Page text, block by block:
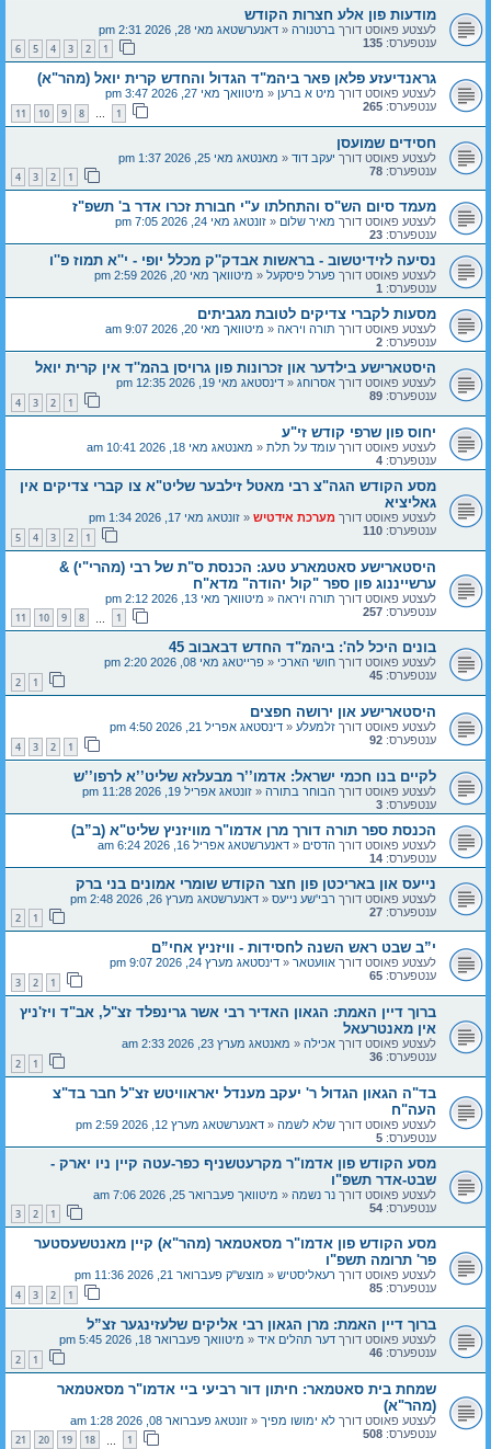
מודעות פון אלע חצרות הקודש
לעצטע פאוסט דורך ברטנורה « דאנערשטאג מאי 28, 2026 2:31 pm
ענטפערס: 135
1
2
3
4
5
6
גראנדיעזע פלאן פאר ביהמ"ד הגדול והחדש קרית יואל (מהר"א)
לעצטע פאוסט דורך מיט א ברען « מיטוואך מאי 27, 2026 3:47 pm
ענטפערס: 265
1
…
8
9
10
11
חסידים שמועסן
לעצטע פאוסט דורך יעקב דוד « מאנטאג מאי 25, 2026 1:37 pm
ענטפערס: 78
1
2
3
4
מעמד סיום הש"ס והתחלתו ע"י חבורת זכרו אדר ב' תשפ"ז
לעצטע פאוסט דורך מאיר שלום « זונטאג מאי 24, 2026 7:05 pm
ענטפערס: 23
נסיעה לזידיטשוב - בראשות אבדק''ק מכלל יופי - י''א תמוז פ''ו
לעצטע פאוסט דורך פערל פיסקעל « מיטוואך מאי 20, 2026 2:59 pm
ענטפערס: 1
מסעות לקברי צדיקים לטובת מגביתים
לעצטע פאוסט דורך תורה ויראה « מיטוואך מאי 20, 2026 9:07 am
ענטפערס: 2
היסטארישע בילדער און זכרונות פון גרויסן בהמ''ד אין קרית יואל
לעצטע פאוסט דורך אסרוחג « דינסטאג מאי 19, 2026 12:35 pm
ענטפערס: 89
1
2
3
4
יחוס פון שרפי קודש זי"ע
לעצטע פאוסט דורך עומד על תלת « מאנטאג מאי 18, 2026 10:41 am
ענטפערס: 4
מסע הקודש הגה"צ רבי מאטל זילבער שליט"א צו קברי צדיקים אין
גאליציא
לעצטע פאוסט דורך מערכת אידטיש « זונטאג מאי 17, 2026 1:34 pm
ענטפערס: 110
1
2
3
4
5
היסטארישע סאטמארע טעג: הכנסת ס"ת של רבי (מהרי"י) &
ערשייננוג פון ספר "קול יהודה" מדא"ח
לעצטע פאוסט דורך תורה ויראה « מיטוואך מאי 13, 2026 2:12 pm
ענטפערס: 257
1
8
9
10
11
בונים היכל לה': ביהמ"ד החדש דבאבוב 45
לעצטע פאוסט דורך חושי הארכי « פרייטאג מאי 08, 2026 2:20 pm
ענטפערס: 45
1
2
היסטארישע און ירושה חפצים
לעצטע פאוסט דורך זלמעלע « דינסטאג אפריל 21, 2026 4:50 pm
ענטפערס: 92
1
2
3
4
לקיים בנו חכמי ישראל: אדמו’’ר מבעלזא שליט’’א לרפו’’ש
לעצטע פאוסט דורך הבוחר בתורה « זונטאג אפריל 19, 2026 11:28 pm
ענטפערס: 3
הכנסת ספר תורה דורך מרן אדמו"ר מוויזניץ שליט"א (ב”ב)
לעצטע פאוסט דורך הדסים « דאנערשטאג אפריל 16, 2026 6:24 am
ענטפערס: 14
נייעס און באריכטן פון חצר הקודש שומרי אמונים בני ברק
לעצטע פאוסט דורך רבי'שע נייעס « דאנערשטאג מערץ 26, 2026 2:48 pm
ענטפערס: 27
1
2
י”ב שבט ראש השנה לחסידות - וויזניץ אחי”ם
לעצטע פאוסט דורך אוועטאר « דינסטאג מערץ 24, 2026 9:07 pm
ענטפערס: 65
1
2
3
ברוך דיין האמת: הגאון האדיר רבי אשר גרינפלד זצ"ל, אב"ד ויז'ניץ
אין מאנטרעאל
לעצטע פאוסט דורך אכילה « מאנטאג מערץ 23, 2026 2:33 am
ענטפערס: 36
1
2
בד"ה הגאון הגדול ר' יעקב מענדל יאראוויטש זצ"ל חבר בד"צ
העה"ח
לעצטע פאוסט דורך שלא לשמה « דאנערשטאג מערץ 12, 2026 2:59 pm
ענטפערס: 5
מסע הקודש פון אדמו"ר מקרעטשניף כפר-עטה קיין ניו יארק -
שבט-אדר תשפ"ו
לעצטע פאוסט דורך נר נשמה « מיטוואך פעברואר 25, 2026 7:06 am
ענטפערס: 54
1
2
3
מסע הקודש פון אדמו"ר מסאטמאר (מהר"א) קיין מאנטשעסטער
פר' תרומה תשפ"ו
לעצטע פאוסט דורך רעאליסטיש « מוצש"ק פעברואר 21, 2026 11:36 pm
ענטפערס: 85
1
2
3
4
ברוך דיין האמת: מרן הגאון רבי אליקים שלעזינגער זצ”ל
לעצטע פאוסט דורך דער תהלים איד « מיטוואך פעברואר 18, 2026 5:45 pm
ענטפערס: 46
1
2
שמחת בית סאטמאר: חיתון דור רביעי ביי אדמו"ר מסאטמאר
(מהר"א)
לעצטע פאוסט דורך לא ימושו מפיך « זונטאג פעברואר 08, 2026 1:28 am
ענטפערס: 508
1
18
19
20
21